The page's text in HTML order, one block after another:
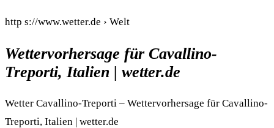
http s://www.wetter.de › Welt
Wettervorhersage für Cavallino-
Treporti, Italien | wetter.de
Wetter Cavallino-Treporti – Wettervorhersage für Cavallino-
Treporti, Italien | wetter.de